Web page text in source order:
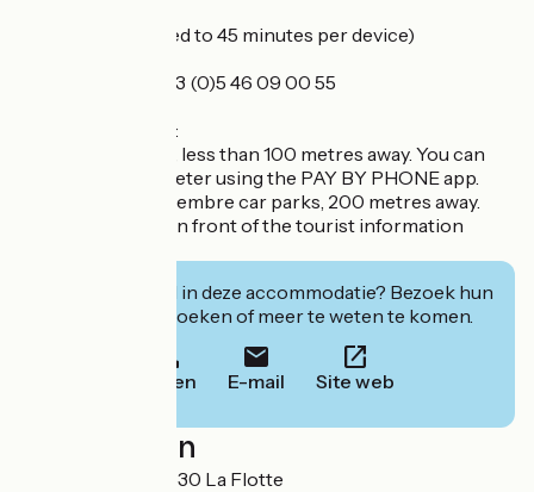
- Free WiFi (limited to 45 minutes per device)
Single number: +33 (0)5 46 09 00 55
Nearest car parks:
- Verdun car park, less than 100 metres away. You can
pay the parking meter using the PAY BY PHONE app.
- Square du 11 Novembre car parks, 200 metres away.
- Bicycle parking in front of the tourist information
Geïnteresseerd in deze accommodatie? Bezoek hun
website om te boeken of meer te weten te komen.
Bellen E-mail Site web
Localisation
Quai de Sénac 17630 La Flotte